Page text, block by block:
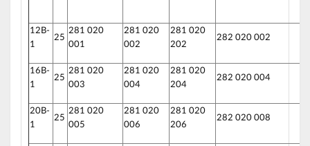
12B-
1
25
281 020
001
281 020
002
281 020
202
282 020 002
16B-
1
25
281 020
003
281 020
004
281 020
204
282 020 004
20B-
1
25
281 020
005
281 020
006
281 020
206
282 020 008